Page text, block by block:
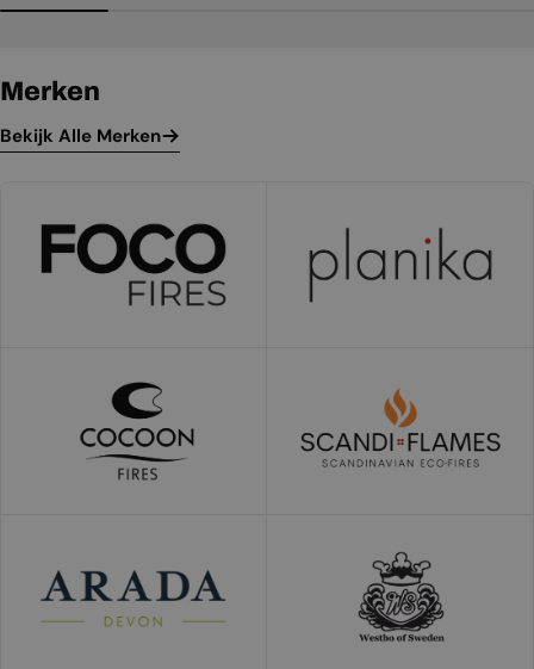
Merken
Bekijk Alle Merken